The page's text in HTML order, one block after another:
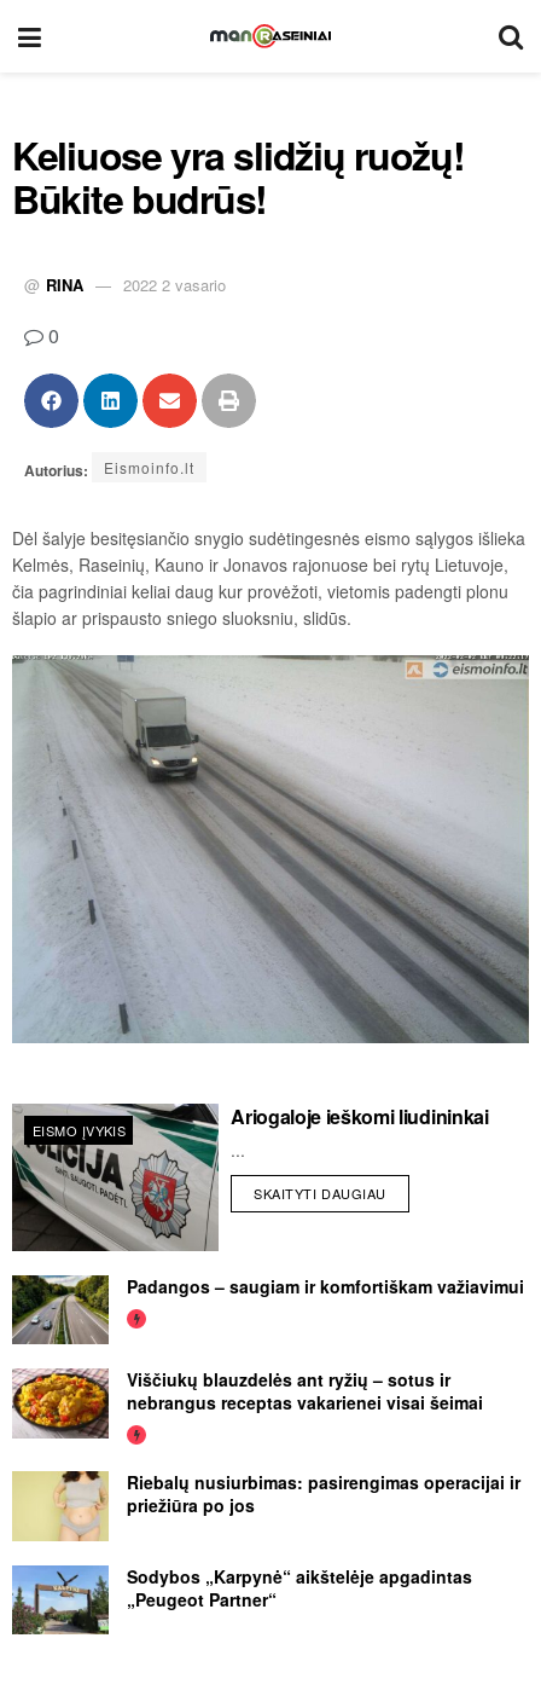
Keliuose yra slidžių ruožų!
Būkite budrūs!
@ RINA 2022 2 vasario
0
Autorius: Eismoinfo.lt
Dėl šalyje besitęsiančio snygio sudėtingesnės eismo sąlygos išlieka
Kelmės, Raseinių, Kauno ir Jonavos rajonuose bei rytų Lietuvoje,
čia pagrindiniai keliai daug kur provėžoti, vietomis padengti plonu
šlapio ar prispausto sniego sluoksniu, slidūs.
EISMO ĮVYKIS Ariogaloje ieškomi liudininkai
...
SKAITYTI DAUGIAU
Padangos – saugiam ir komfortiškam važiavimui
Viščiukų blauzdelės ant ryžių – sotus ir
nebrangus receptas vakarienei visai šeimai
Riebalų nusiurbimas: pasirengimas operacijai ir
priežiūra po jos
Sodybos „Karpynė“ aikštelėje apgadintas
„Peugeot Partner“